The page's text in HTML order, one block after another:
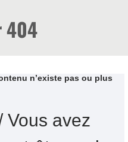
404
n’existe pas ou plus
Vous avez